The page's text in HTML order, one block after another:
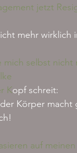
jetzt
icht mehr wirklich
selbst nicht
Kopf schreit:
Körper
auf